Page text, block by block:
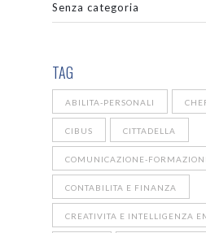
Senza categoria
TAG
ABILITA-PERSONALI
CIBUS CITTADELLA
COMUNICAZIONE-
CONTABILITA E FINANZA
CREATIVITA E INTELLIGENZA